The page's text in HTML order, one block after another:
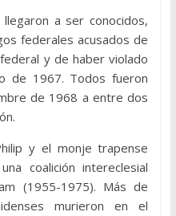
a ser conocidos,
federales acusados de
y de haber violado
de 1967. Todos fueron
de 1968 a entre dos
y el monje trapense
coalición intereclesial
(1955-1975). Más de
murieron en el